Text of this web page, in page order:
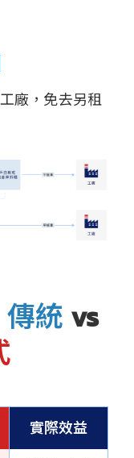
廠，免去另租
傳統 vs
實際效益